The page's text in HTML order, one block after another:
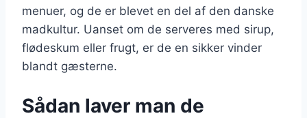
menuer, og de er blevet en del af den danske
madkultur. Uanset om de serveres med sirup,
flødeskum eller frugt, er de en sikker vinder
blandt gæsterne.
Sådan laver man de